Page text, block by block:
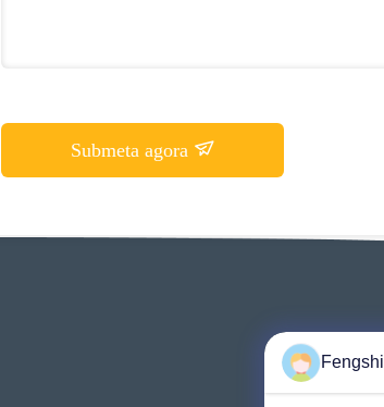
Submeta agora
Fengshi